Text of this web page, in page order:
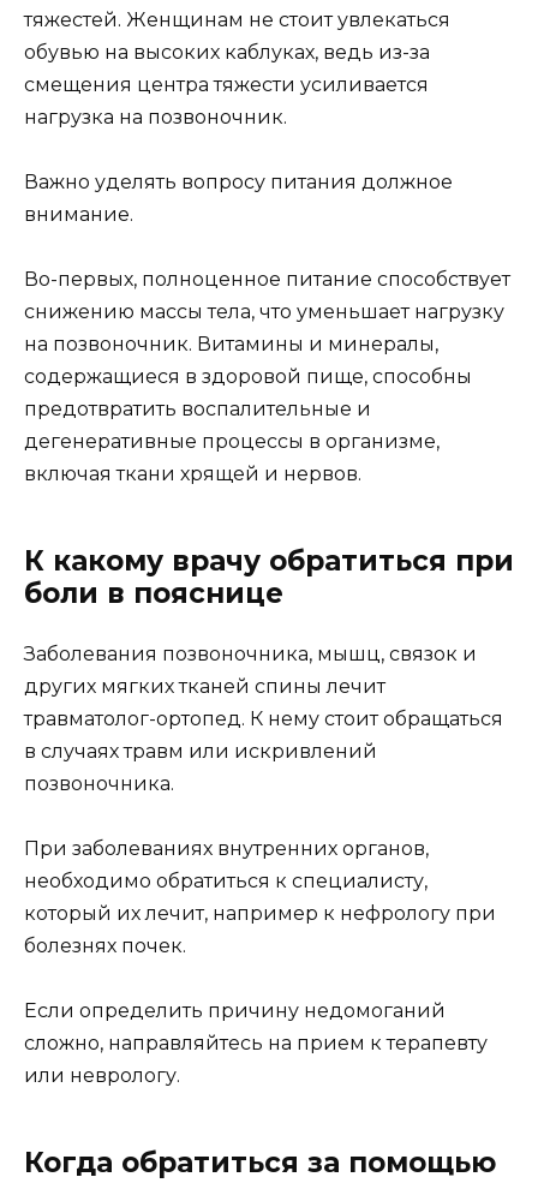
тяжестей. Женщинам не стоит увлекаться
обувью на высоких каблуках, ведь из-за
смещения центра тяжести усиливается
нагрузка на позвоночник.
Важно уделять вопросу питания должное
внимание.
Во-первых, полноценное питание способствует
снижению массы тела, что уменьшает нагрузку
на позвоночник. Витамины и минералы,
содержащиеся в здоровой пище, способны
предотвратить воспалительные и
дегенеративные процессы в организме,
включая ткани хрящей и нервов.
К какому врачу обратиться при
боли в пояснице
Заболевания позвоночника, мышц, связок и
других мягких тканей спины лечит
травматолог-ортопед. К нему стоит обращаться
в случаях травм или искривлений
позвоночника.
При заболеваниях внутренних органов,
необходимо обратиться к специалисту,
который их лечит, например к нефрологу при
болезнях почек.
Если определить причину недомоганий
сложно, направляйтесь на прием к терапевту
или неврологу.
Когда обратиться за помощью